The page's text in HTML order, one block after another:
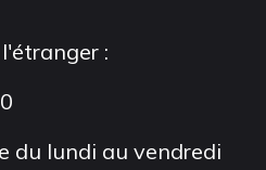
:
du lundi au vendredi